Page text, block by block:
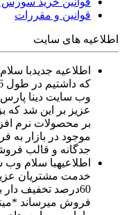
قوانین و مقررات
اطلاعیه های سایت
اطلاعیه جدیدبا
وب سایت دینا
عزیز بر این شد که
بر محصولات نرم
موجود در بازار
جدگانه و قالب
اطلاعیهبا سلام وب
60درصد تخفیف
فروش میرساند